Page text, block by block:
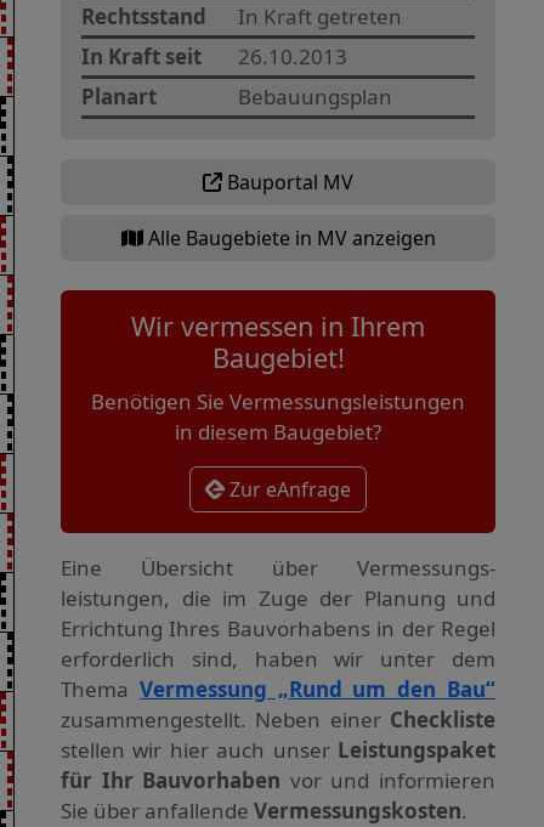
Rechtsstand
In Kraft getreten
In Kraft seit
26.10.2013
Planart
Bebauungsplan
Bauportal MV
Alle Baugebiete in MV anzeigen
Wir vermessen in Ihrem
Baugebiet!
Benötigen Sie Vermessungsleistungen
in diesem Baugebiet?
Zur eAnfrage
Eine Übersicht über Vermessungs­
leistungen, die im Zuge der Planung und
Errichtung Ihres Bauvorhabens in der Regel
erforderlich sind, haben wir unter dem
Thema Vermessung „Rund um den Bau“
zusammengestellt. Neben einer Checkliste
stellen wir hier auch unser Leistungspaket
für Ihr Bauvorhaben vor und informieren
Sie über anfallende Vermessungskosten.